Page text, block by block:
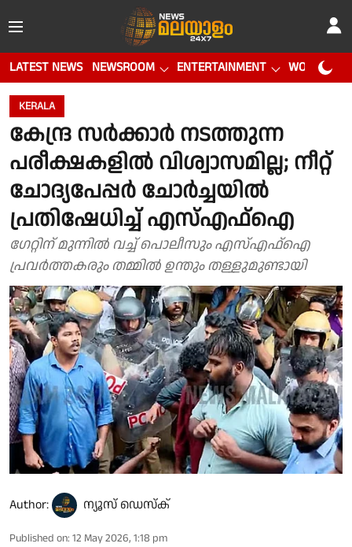
LATEST NEWS NEWSROOM ENTERTAINMENT WORLD CUP
KERALA
കേന്ദ്ര സര്‍ക്കാര്‍ നടത്തുന്ന
പരീക്ഷകളില്‍ വിശ്വാസമില്ല; നീറ്റ്
ചോദ്യപേപ്പർ ചോർച്ചയിൽ
പ്രതിഷേധിച്ച് എസ്എഫ്ഐ
ഗേറ്റിന് മുന്നില്‍ വച്ച് പൊലീസും എസ്എഫ്‌ഐ
പ്രവര്‍ത്തകരും തമ്മില്‍ ഉന്തും തള്ളുമുണ്ടായി
Author: ന്യൂസ് ഡെസ്ക്
Published on: 12 May 2026, 1:18 pm